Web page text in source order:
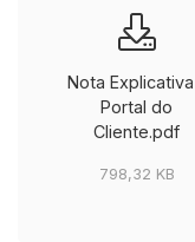
Nota
Portal do
Cliente.pdf
798,32 KB